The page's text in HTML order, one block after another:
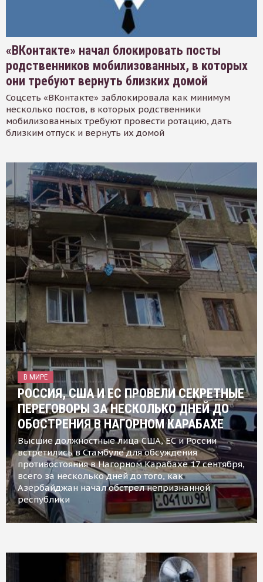
«ВКонтакте» начал блокировать посты
родственников мобилизованных, в которых
они требуют вернуть близких домой
Соцсеть «ВКонтакте» заблокировала как минимум
несколько постов, в которых родственники
мобилизованных требуют провести ротацию, дать
близким отпуск и вернуть их домой
В МИРЕ
РОССИЯ, США И ЕС ПРОВЕЛИ СЕКРЕТНЫЕ
ПЕРЕГОВОРЫ ЗА НЕСКОЛЬКО ДНЕЙ ДО
ОБОСТРЕНИЯ В НАГОРНОМ КАРАБАХЕ
Высшие должностные лица США, ЕС и России
встретились в Стамбуле для обсуждения
противостояния в Нагорном Карабахе 17 сентября,
всего за несколько дней до того, как
Азербайджан начал обстрел непризнанной
республики